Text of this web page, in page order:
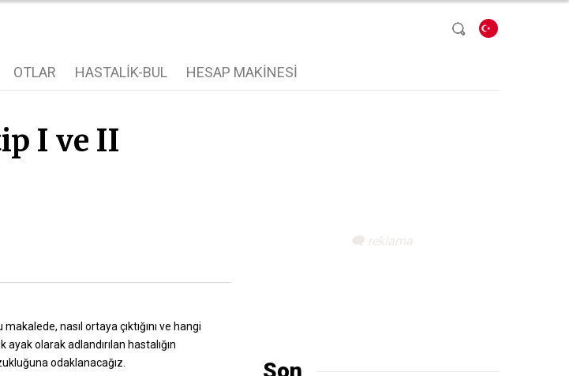
OTLAR HASTALIK-BUL HESAP MAKINESI
I ve II
nasıl ortaya çıktığını ve hangi
olarak adlandırılan hastalığın
odaklanacağız.